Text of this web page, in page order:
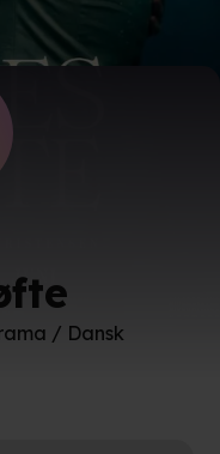
/ Dansk